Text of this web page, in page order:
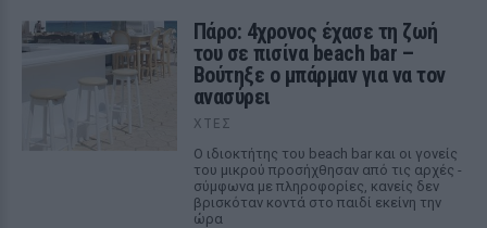
Πάρο: 4χρονος έχασε τη ζωή
του σε πισίνα beach bar –
Βούτηξε ο μπάρμαν για να τον
ανασύρει
ΧΤΕΣ
Ο ιδιοκτήτης του beach bar και οι γονείς
του μικρού προσήχθησαν από τις αρχές -
σύμφωνα με πληροφορίες, κανείς δεν
βρισκόταν κοντά στο παιδί εκείνη την
ώρα